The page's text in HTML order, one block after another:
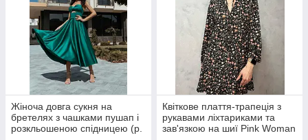
Жіноча довга сукня на
бретелях з чашками пушап і
розкльошеною спідницею (р.
Квіткове плаття-трапеція з
рукавами ліхтариками та
зав'язкою на шиї Pink Woman